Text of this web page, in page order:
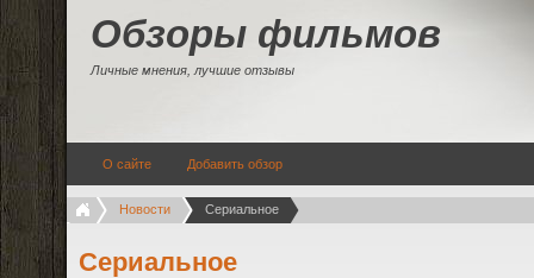
Обзоры фильмов
Личные мнения, лучшие отзывы
О сайте Добавить обзор
Новости Сериальное
Сериальное